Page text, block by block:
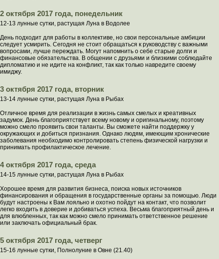
2 октября 2017 года, понедельник
12-13 лунные сутки, растущая Луна в Водолее
День подходит для работы в коллективе, но свои персональные амбиции
следует усмирить. Сегодня не стоит обращаться к руководству с важными
вопросами, лучше переждать. Могут напомнить о себе старые долги и
финансовые обязательства. В общении с друзьями и близкими соблюдайте
дипломатию и не идите на конфликт, так как только навредите своему
имиджу.
3 октября 2017 года, вторник
13-14 лунные сутки, растущая Луна в Рыбах
Отличное время для реализации в жизнь самых смелых и креативных
задумок. День благоприятствует всему новому и оригинальному, поэтому
можно смело проявить свои таланты. Вы сможете найти поддержку у
окружающих и добиться признания. Однако людям, имеющим хронические
заболевания необходимо контролировать степень физической нагрузки и
принимать профилактическое лечение.
4 октября 2017 года, среда
14-15 лунные сутки, растущая Луна в Рыбах
Хорошее время для развития бизнеса, поиска новых источников
финансирования и обращения в государственные органы за помощью. Люди
будут настроены к Вам лояльно и охотно пойдут на контакт, что позволит
легко входить в доверие и добиваться успеха. Весьма благоприятный день и
для влюбленных, так как можно смело принимать ответственное решение
или заключать официальный брак.
5 октября 2017 года, четверг
15-16 лунные сутки, Полнолуние в Овне (21.40)